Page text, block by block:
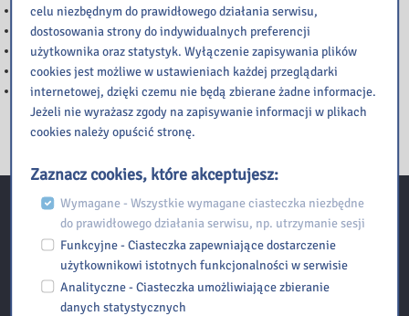
WAŻNA INFORMACJA
Ważna informacja
NOC BIBLIOTEK
Informacja
Przerwy w dostępie do katalogu Integro
Kontakt
Biblioteka Pedagogiczna w Radomiu Filia w Szydłowcu
celu niezbędnym do prawidłowego działania serwisu,
dostosowania strony do indywidualnych preferencji
użytkownika oraz statystyk. Wyłączenie zapisywania plików
cookies jest możliwe w ustawieniach każdej przeglądarki
internetowej, dzięki czemu nie będą zbierane żadne informacje.
Jeżeli nie wyrażasz zgody na zapisywanie informacji w plikach
cookies należy opuścić stronę.
Zaznacz cookies, które akceptujesz:
Wymagane - Wszystkie wymagane ciasteczka niezbędne
do prawidłowego działania serwisu, np. utrzymanie sesji
Funkcyjne - Ciasteczka zapewniające dostarczenie
użytkownikowi istotnych funkcjonalności w serwisie
Analityczne - Ciasteczka umożliwiające zbieranie
danych statystycznych